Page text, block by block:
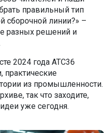
правильный тип
сборочной линии?» –
разных решений и
2024 года АТС36
практические
из промышленности.
так что заходите,
уже сегодня.